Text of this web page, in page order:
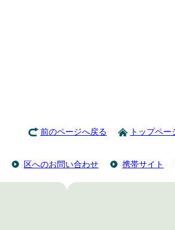
前のページへ戻る トップペー
区へのお問い合わせ 携帯サイト